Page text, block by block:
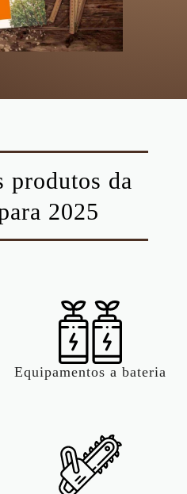
produtos da
2025
Equipamentos a bateria